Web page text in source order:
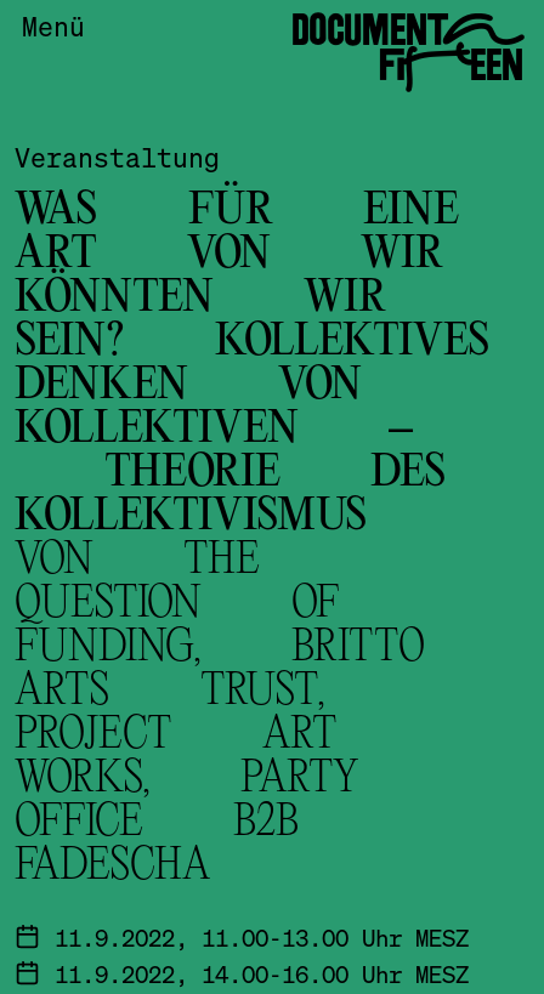
Menü DOCUMENTA
FIFTEEN
Veranstaltung
WAS FÜR EINE
ART VON WIR
KÖNNTEN WIR
SEIN? KOLLEKTIVES
DENKEN VON
KOLLEKTIVEN –
THEORIE DES
KOLLEKTIVISMUS
VON THE
QUESTION OF
FUNDING, BRITTO
ARTS TRUST,
PROJECT ART
WORKS, PARTY
OFFICE B2B
FADESCHA
11.9.2022, 11.00-13.00 Uhr MESZ
11.9.2022, 14.00-16.00 Uhr MESZ